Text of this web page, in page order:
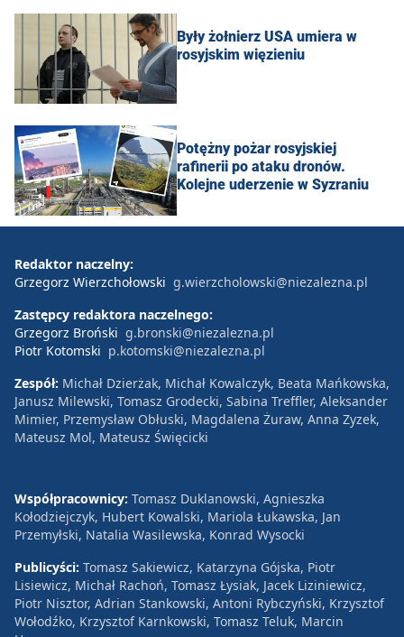
Były żołnierz USA umiera w
rosyjskim więzieniu
Potężny pożar rosyjskiej
rafinerii po ataku dronów.
Kolejne uderzenie w Syzraniu
Redaktor naczelny:
Grzegorz Wierzchołowski g.wierzcholowski@niezalezna.pl
Zastępcy redaktora naczelnego:
Grzegorz Broński g.bronski@niezalezna.pl
Piotr Kotomski p.kotomski@niezalezna.pl
Zespół: Michał Dzierżak, Michał Kowalczyk, Beata Mańkowska,
Janusz Milewski, Tomasz Grodecki, Sabina Treffler, Aleksander
Mimier, Przemysław Obłuski, Magdalena Żuraw, Anna Zyzek,
Mateusz Mol, Mateusz Święcicki
Współpracownicy: Tomasz Duklanowski, Agnieszka
Kołodziejczyk, Hubert Kowalski, Mariola Łukawska, Jan
Przemyłski, Natalia Wasilewska, Konrad Wysocki
Publicyści: Tomasz Sakiewicz, Katarzyna Gójska, Piotr
Lisiewicz, Michał Rachoń, Tomasz Łysiak, Jacek Liziniewicz,
Piotr Nisztor, Adrian Stankowski, Antoni Rybczyński, Krzysztof
Wołodźko, Krzysztof Karnkowski, Tomasz Teluk, Marcin